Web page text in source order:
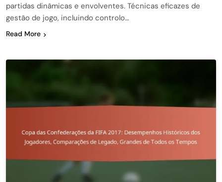
partidas dinâmicas e envolventes. Técnicas eficazes de
gestão de jogo, incluindo controlo…
Read More